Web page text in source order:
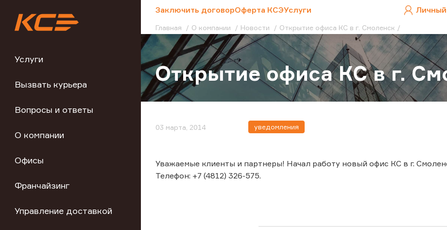
Услуги
Вызвать курьера
Вопросы и ответы
О компании
Офисы
Франчайзинг
Управление доставкой
Заключить договорОферта КСЭУслуги Личный
Главная О компании Новости Открытие офиса КС в г. Смоленск
Открытие офиса КС в г.
03 марта, 2014 уведомления
Уважаемые клиенты и партнеры! Начал работу новый офис КС в г.
Телефон: +7 (4812) 326-575.